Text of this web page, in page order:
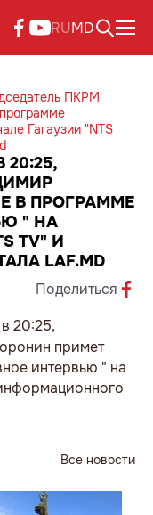
RUMD
ПКРМ
Гагаузии "NTS
В ПРОГРАММЕ
" НА
TV" И
LAF.MD
Поделиться
20:25,
примет
интервью " на
Все новости